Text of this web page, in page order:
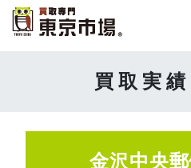
買取実
金沢中央